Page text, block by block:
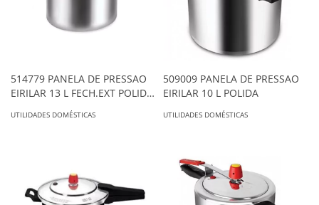
514779 PANELA DE PRESSAO
EIRILAR 13 L FECH.EXT POLIDA
UTILIDADES DOMÉSTICAS
509009 PANELA DE PRESSAO
EIRILAR 10 L POLIDA
UTILIDADES DOMÉSTICAS